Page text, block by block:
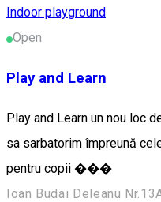
Indoor playground
Open
Play and Learn
Play and Learn un nou loc
sa sarbatorim împreună
pentru copii ���
Ioan Budai Deleanu